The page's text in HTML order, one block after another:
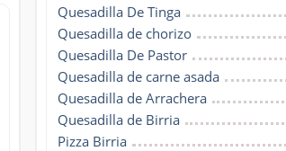
Quesadilla De Tinga
Quesadilla de chorizo
Quesadilla De Pastor
Quesadilla de carne asada
Quesadilla de Arrachera
Quesadilla de Birria
Pizza Birria